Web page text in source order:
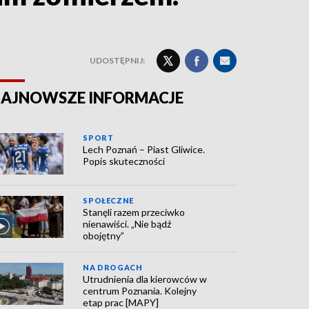
UDOSTĘPNIJ:
INFORMACJE
SPORT
Lech Poznań – Piast Gliwice.
Popis skuteczności
SPOŁECZNE
Stanęli razem przeciwko
nienawiści. „Nie bądź
obojętny”
NA DROGACH
Utrudnienia dla kierowców w
centrum Poznania. Kolejny
etap prac [MAPY]